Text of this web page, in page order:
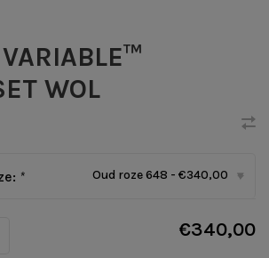
WOL
* Oud roze 648 - €340,00 ▾
€340,00